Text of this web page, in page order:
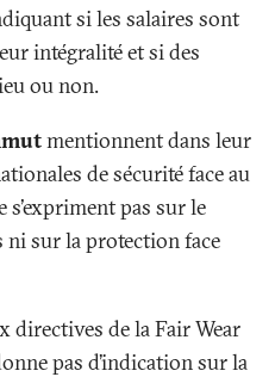
si les salaires sont
intégralité et si des
ou non.
mentionnent dans leur
de sécurité face au
s'expriment pas sur le
ni sur la protection face
directives de la Fair Wear
pas d’indication sur la